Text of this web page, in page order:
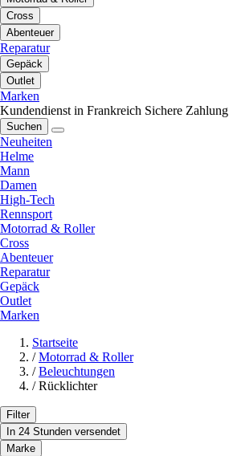
Cross
Abenteuer
Reparatur
Gepäck
Outlet
Marken
Kundendienst in Frankreich Sichere Zahlung
Suchen
Neuheiten
Helme
Mann
Damen
High-Tech
Rennsport
Motorrad & Roller
Cross
Abenteuer
Reparatur
Gepäck
Outlet
Marken
Startseite
/ Motorrad & Roller
/ Beleuchtungen
/ Rücklichter
Filter
In 24 Stunden versendet
Marke